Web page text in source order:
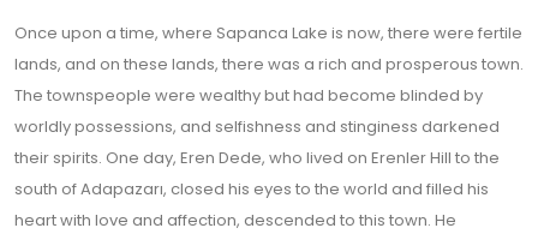
Once upon a time, where Sapanca Lake is now, there were fertile
lands, and on these lands, there was a rich and prosperous town.
The townspeople were wealthy but had become blinded by
worldly possessions, and selfishness and stinginess darkened
their spirits. One day, Eren Dede, who lived on Erenler Hill to the
south of Adapazarı, closed his eyes to the world and filled his
heart with love and affection, descended to this town. He